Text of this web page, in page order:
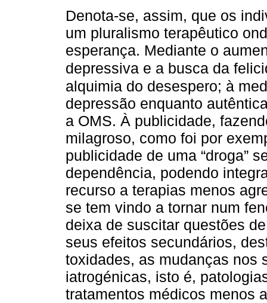
Denota-se, assim, que os
um pluralismo terapêutico
esperança. Mediante o
depressiva e a busca da
alquimia do desespero; à
depressão enquanto
a OMS. À publicidade,
milagroso, como foi por
publicidade de uma “droga”
dependência, podendo
recurso a terapias menos
se tem vindo a tornar num
deixa de suscitar questões
seus efeitos secundários,
toxidades, as mudanças nos
iatrogénicas, isto é,
tratamentos médicos menos